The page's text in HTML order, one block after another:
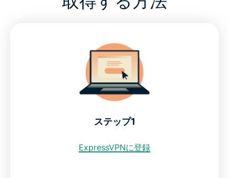
セルビアのVPNサーバーを使用する理由
無料のVPNを使用して、セルビアのIPアドレスを取得
セルビアのインターネット規制
ExpressVPNがセルビア対応おすすめVPNである理由
すべてのデバイスにセルビア対応VPNをダウンロード
ステップ1
ExpressVPNに登録